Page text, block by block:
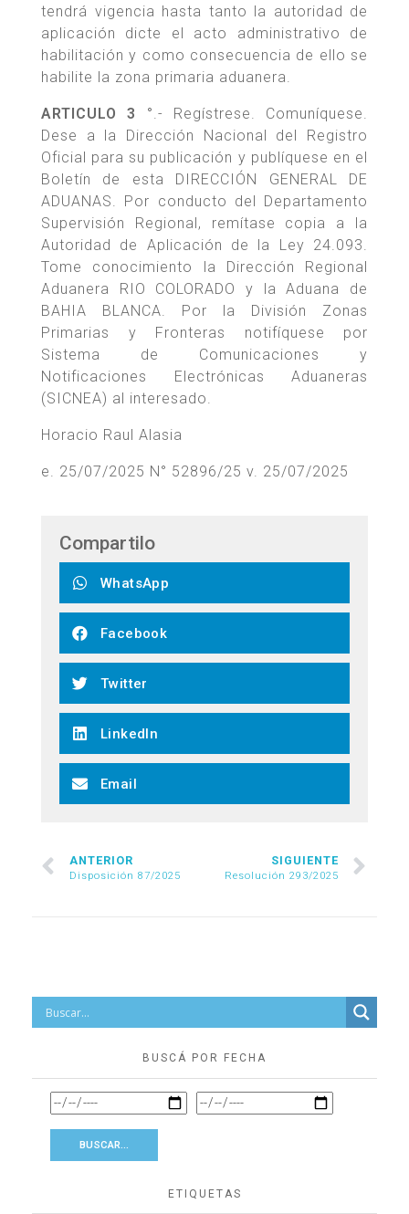
tendrá vigencia hasta tanto la autoridad de
aplicación dicte el acto administrativo de
habilitación y como consecuencia de ello se
habilite la zona primaria aduanera.
ARTICULO 3 °.- Regístrese. Comuníquese.
Dese a la Dirección Nacional del Registro
Oficial para su publicación y publíquese en el
Boletín de esta DIRECCIÓN GENERAL DE
ADUANAS. Por conducto del Departamento
Supervisión Regional, remítase copia a la
Autoridad de Aplicación de la Ley 24.093.
Tome conocimiento la Dirección Regional
Aduanera RIO COLORADO y la Aduana de
BAHIA BLANCA. Por la División Zonas
Primarias y Fronteras notifíquese por
Sistema de Comunicaciones y
Notificaciones Electrónicas Aduaneras
(SICNEA) al interesado.
Horacio Raul Alasia
e. 25/07/2025 N° 52896/25 v. 25/07/2025
Compartilo
WhatsApp
Facebook
Twitter
LinkedIn
Email
ANTERIOR
Disposición 87/2025
SIGUIENTE
Resolución 293/2025
BUSCÁ POR FECHA
ETIQUETAS